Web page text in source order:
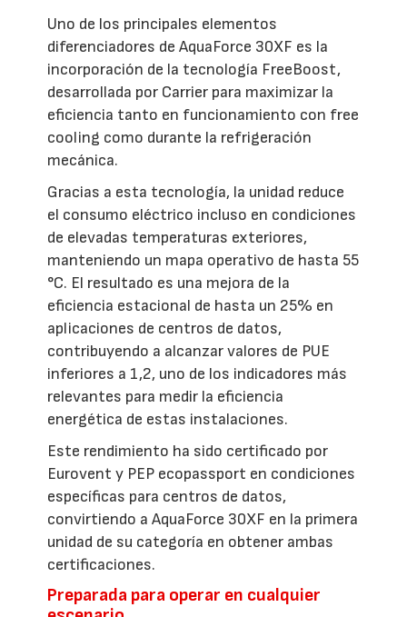
Uno de los principales elementos
diferenciadores de AquaForce 30XF es la
incorporación de la tecnología FreeBoost,
desarrollada por Carrier para maximizar la
eficiencia tanto en funcionamiento con free
cooling como durante la refrigeración
mecánica.
Gracias a esta tecnología, la unidad reduce
el consumo eléctrico incluso en condiciones
de elevadas temperaturas exteriores,
manteniendo un mapa operativo de hasta 55
°C. El resultado es una mejora de la
eficiencia estacional de hasta un 25% en
aplicaciones de centros de datos,
contribuyendo a alcanzar valores de PUE
inferiores a 1,2, uno de los indicadores más
relevantes para medir la eficiencia
energética de estas instalaciones.
Este rendimiento ha sido certificado por
Eurovent y PEP ecopassport en condiciones
específicas para centros de datos,
convirtiendo a AquaForce 30XF en la primera
unidad de su categoría en obtener ambas
certificaciones.
Preparada para operar en cualquier